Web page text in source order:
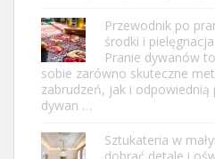
Przewodnik po
środki i pielęgnacja
Pranie dywanów
sobie zarówno skuteczne
zabrudzeń, jak i odpowiednią
dywan …
Sztukateria w
dobrać detale i